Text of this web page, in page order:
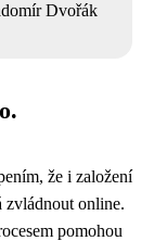
Dvořák
že i založení
zvládnout online.
pomohou